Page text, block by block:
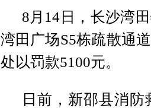
8月14日，长沙湾
湾田广场S5栋疏散通
处以罚款5100元。
日前，新邵县消